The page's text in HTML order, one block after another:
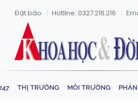
Đặt báo Hotline: 0327.216.216
THỊ TRƯỜNG MÔI TRƯỜNG